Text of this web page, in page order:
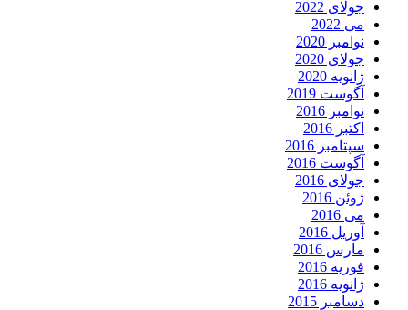
جولای 2022
می 2022
نوامبر 2020
جولای 2020
ژانویه 2020
آگوست 2019
نوامبر 2016
اکتبر 2016
سپتامبر 2016
آگوست 2016
جولای 2016
ژوئن 2016
می 2016
آوریل 2016
مارس 2016
فوریه 2016
ژانویه 2016
دسامبر 2015